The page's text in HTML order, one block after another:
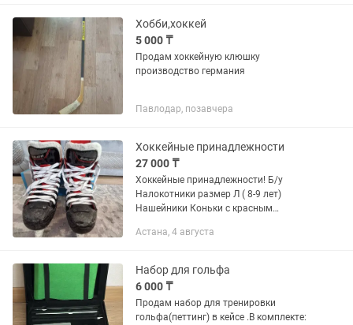
Хобби,хоккей
5 000 ₸
Продам хоккейную клюшку
производство германия
Павлодар, позавчера
Хоккейные принадлежности
27 000 ₸
Хоккейные принадлежности! Б/у
Налокотники размер Л ( 8-9 лет)
Нашейники Коньки с красным
зеленным шнурком рр 32-33 Цена
белыми...
Астана, 4 августа
Набор для гольфа
6 000 ₸
Продам набор для тренировки
гольфа(петтинг) в кейсе .В комплекте: